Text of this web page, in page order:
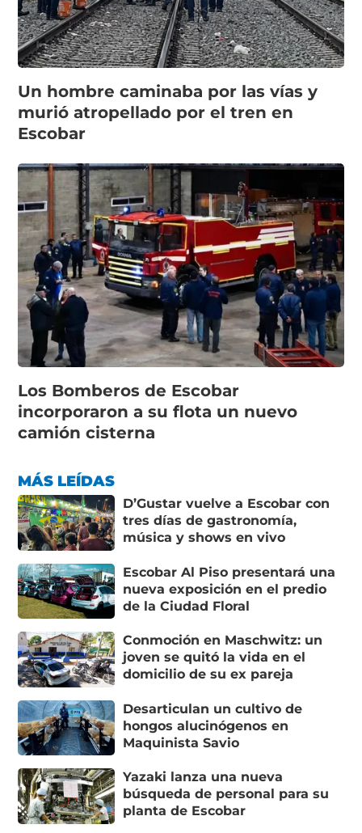
Un hombre caminaba por las vías y
murió atropellado por el tren en
Escobar
Los Bomberos de Escobar
incorporaron a su flota un nuevo
camión cisterna
MÁS LEÍDAS
D’Gustar vuelve a Escobar con
tres días de gastronomía,
música y shows en vivo
Escobar Al Piso presentará una
nueva exposición en el predio
de la Ciudad Floral
Conmoción en Maschwitz: un
joven se quitó la vida en el
domicilio de su ex pareja
Desarticulan un cultivo de
hongos alucinógenos en
Maquinista Savio
Yazaki lanza una nueva
búsqueda de personal para su
planta de Escobar